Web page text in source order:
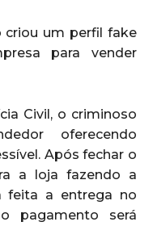
criou um perfil fake
para vender
Civil, o criminoso
oferecendo
Após fechar o
a loja fazendo a
feita a entrega no
pagamento será